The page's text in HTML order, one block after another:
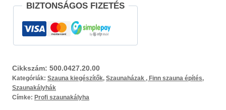
BIZTONSÁGOS FIZETÉS
Cikkszám: 500.0427.20.00
Kategóriák: Szauna kiegészítők, Szaunaházak , Finn szauna építés,
Szaunakályhák
Címke: Profi szaunakályha